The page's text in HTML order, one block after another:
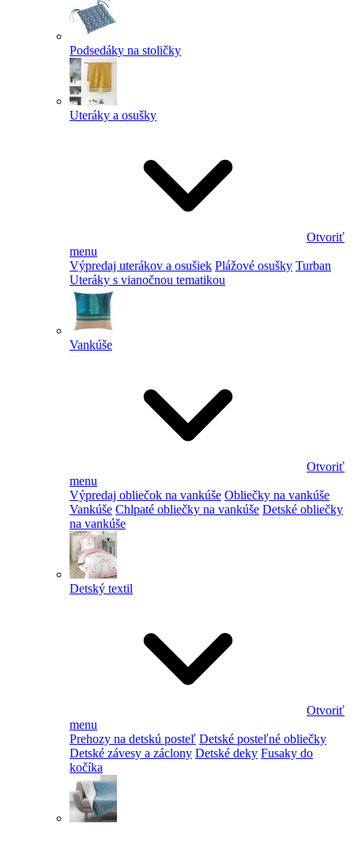
Podsedáky na stoličky
Uteráky a osušky
Otvoriť
menu
Výpredaj uterákov a osušiek Plážové osušky Turban
Uteráky s vianočnou tematikou
Vankúše
Otvoriť
menu
Výpredaj obliečok na vankúše Obliečky na vankúše
Vankúše Chlpaté obliečky na vankúše Detské obliečky
na vankúše
Detský textil
Otvoriť
menu
Prehozy na detskú posteľ Detské posteľné obliečky
Detské závesy a záclony Detské deky Fusaky do
kočíka